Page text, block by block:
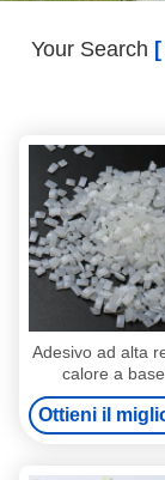
Your Search
Adesivo ad alta
calore a
Ottieni il